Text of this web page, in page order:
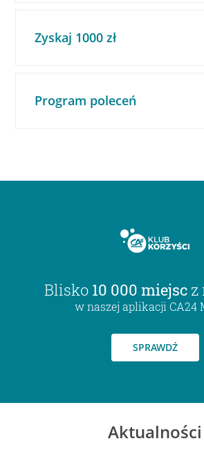
Zyskaj 1000 zł
Program poleceń
Blisko 10 000 miejsc z
w naszej aplikacji CA24
SPRAWDŹ
Aktualności